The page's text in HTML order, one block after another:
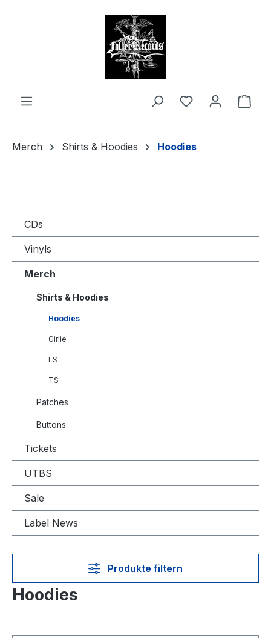
Merch Shirts & Hoodies Hoodies
CDs
Vinyls
Merch
Shirts & Hoodies
Hoodies
Girlie
LS
TS
Patches
Buttons
Tickets
UTBS
Sale
Label News
Produkte filtern
Hoodies